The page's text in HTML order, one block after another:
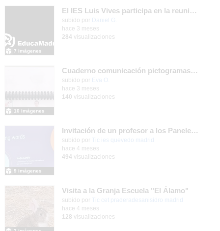
El IES Luis Vives participa en la reunión de coordinación del proyecto de innovación MEFPD - CNC e Industria 4.0
subido por Daniel G.
7 imágenes
hace 3 meses
284 visualizaciones
Cuaderno comunicación pictogramas y LSE
subido por Eva O.
10 imágenes
hace 3 meses
140 visualizaciones
Invitación de un profesor a los Paneles Europeos de Ciudadanos del mes de marzo 2026
subido por Tic ies quevedo madrid
9 imágenes
hace 4 meses
494 visualizaciones
Visita a la Granja Escuela "El Álamo"
Contenido educativo.
subido por Tic cet praderadesanisidro madrid
hace 4 meses
128 visualizaciones